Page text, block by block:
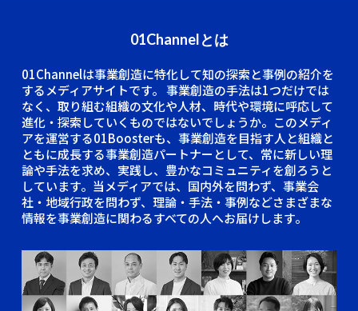
01Channelとは
01Channelは事業創造に特化して知の探索と事例の紹介を
するメディアサイトです。 事業創造の手法は1つだけでは
なく、取り組む組織の文化や人材、時代や環境に呼応して
進化・探索していくものではないでしょうか。このメディ
アを運営する01Boosterも、事業創造を目指す人と組織と
ともに成長する事業創造パートナーとして、常に新しい理
論や手法を求め、実践し、豊かなコミュニティを創ろうと
しています。当メディアでは、国内外を問わず、事業会
社・地域行政を問わず、理論・手法・事例などさまざまな
情報を事業創造に関わるすべての人へお届けします。